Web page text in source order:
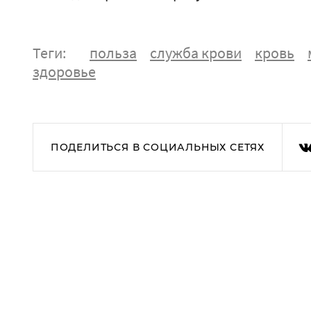
Теги: польза служба крови кровь
здоровье
ПОДЕЛИТЬСЯ В СОЦИАЛЬНЫХ СЕТЯХ